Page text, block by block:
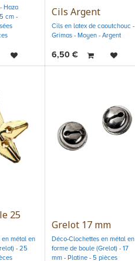
Haza
cm -
Cils Argent
Cils en latex de caoutchouc -
Grimas - Moyen - Argent
6,50€
25
métal en
- 25
Grelot 17 mm
Déco-Clochettes en métal en
forme de boule (Grelot) - 17
mm - Platine - 5 pièces